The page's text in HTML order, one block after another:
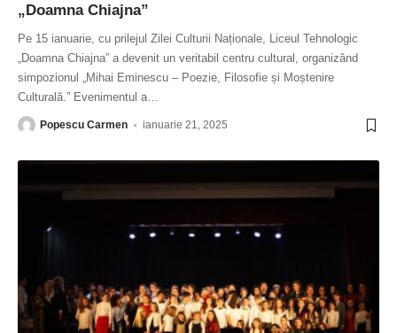
„Doamna Chiajna”
Pe 15 ianuarie, cu prilejul Zilei Culturii Naționale, Liceul Tehnologic
„Doamna Chiajna” a devenit un veritabil centru cultural, organizând
simpozionul „Mihai Eminescu – Poezie, Filosofie și Moștenire
Culturală.” Evenimentul a…
Popescu Carmen ianuarie 21, 2025